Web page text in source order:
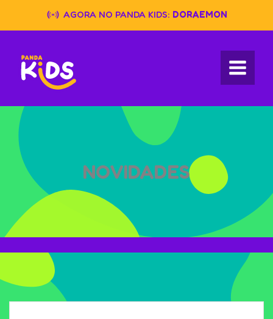
content
AGORA NO PANDA KIDS: DORAEMON
NOVIDADES